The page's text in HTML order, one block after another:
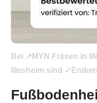
Bei ↗️MYN Fräsen in
Illesheim sind